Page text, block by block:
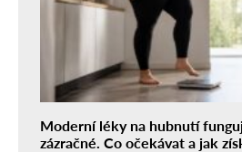
Moderní léky na hubnutí
zázračné. Co očekávat a jak